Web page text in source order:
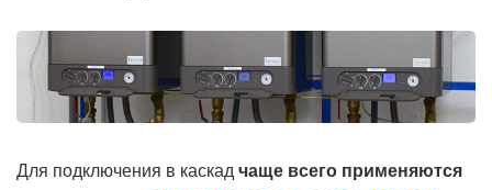
Для подключения в каскад чаще всего применяются